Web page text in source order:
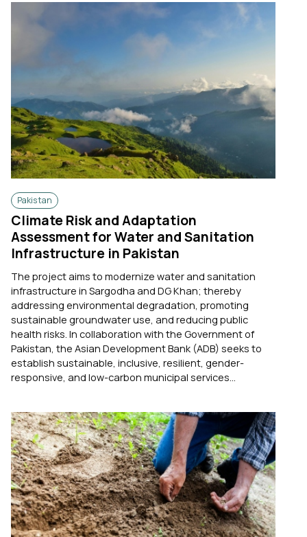
Pakistan
Climate Risk and Adaptation
Assessment for Water and Sanitation
Infrastructure in Pakistan
The project aims to modernize water and sanitation
infrastructure in Sargodha and DG Khan; thereby
addressing environmental degradation, promoting
sustainable groundwater use, and reducing public
health risks. In collaboration with the Government of
Pakistan, the Asian Development Bank (ADB) seeks to
establish sustainable, inclusive, resilient, gender-
responsive, and low-carbon municipal services...